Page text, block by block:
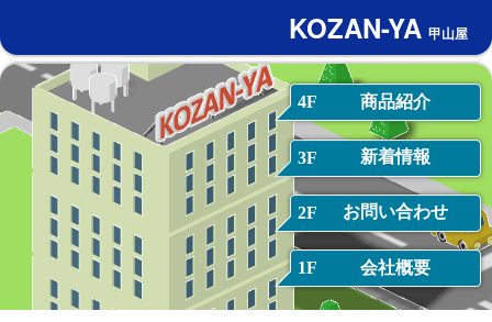
KOZAN-YA 甲山屋
4F 商品紹介
3F 新着情報
2F お問い合わせ
1F 会社概要